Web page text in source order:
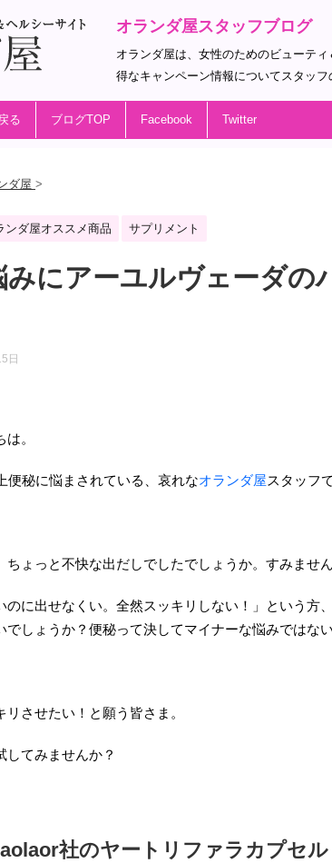
オランダ屋スタッフブログ
オランダ屋は、女性のためのビューテ
得なキャンペーン情報についてスタッ
る ブログTOP Facebook Twitter
ダ屋 >
ンダ屋オススメ商品 サプリメント
みにアーユルヴェーダの
日
。
便秘に悩まされている、哀れなオランダ屋スタッフ
ちょっと不快な出だしでしたでしょうか。すみません
のに出せなくい。全然スッキリしない！」という方
でしょうか？便秘って決してマイナーな悩みではない
リさせたい！と願う皆さま。
してみませんか？
社のヤートリファラカプセル